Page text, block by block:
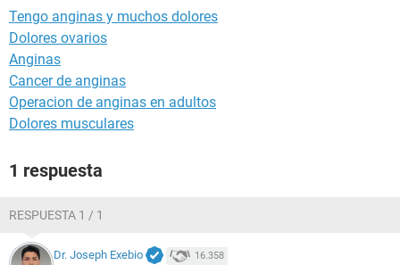
Tengo anginas y muchos dolores
Dolores ovarios
Anginas
Cancer de anginas
Operacion de anginas en adultos
Dolores musculares
1 respuesta
RESPUESTA 1 / 1
Dr. Joseph Exebio 16.358